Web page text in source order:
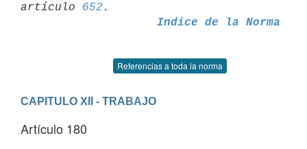
artículo 652
Indice de la Norma
Referencias a toda la norma
CAPITULO XII - TRABAJO
Artículo 180